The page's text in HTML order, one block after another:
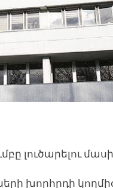
լուծարելու
խորհրդի